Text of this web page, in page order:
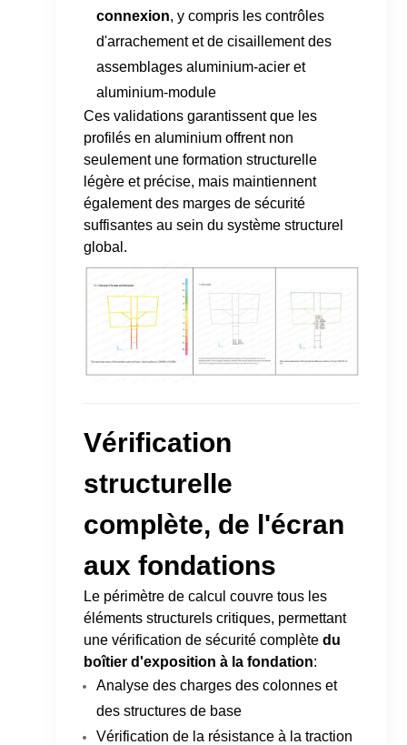
connexion, y compris les contrôles
d'arrachement et de cisaillement des
assemblages aluminium-acier et
aluminium-module
Ces validations garantissent que les
profilés en aluminium offrent non
seulement une formation structurelle
légère et précise, mais maintiennent
également des marges de sécurité
suffisantes au sein du système structurel
global.
Vérification
structurelle
complète, de l'écran
aux fondations
Le périmètre de calcul couvre tous les
éléments structurels critiques, permettant
une vérification de sécurité complètedu
boîtier d'exposition à la fondation:
Analyse des charges des colonnes et
des structures de base
Vérification de la résistance à la traction